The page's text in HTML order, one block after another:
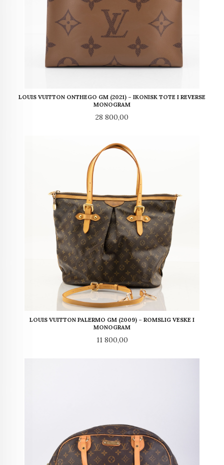
LOUIS VUITTON ONTHEGO GM (2021) – IKONISK TOTE I REVERSE
MONOGRAM
Pris
28 800,00
LOUIS VUITTON PALERMO GM (2009) – ROMSLIG VESKE I
MONOGRAM
Pris
11 800,00